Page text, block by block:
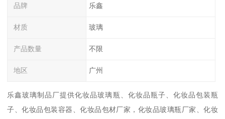
品牌 乐鑫
材质 玻璃
产品数量 不限
地区 广州
乐鑫玻璃制品厂提供化妆品玻璃瓶、化妆品瓶子、化妆品包装瓶
子、化妆品包装容器、化妆品包材厂家，化妆品玻璃瓶厂家、化妆